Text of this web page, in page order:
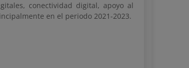
conectividad digital, apoyo al
en el periodo 2021-2023.